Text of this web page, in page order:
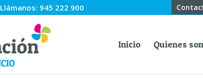
Llámanos: 945 222 900
Inicio Quienes